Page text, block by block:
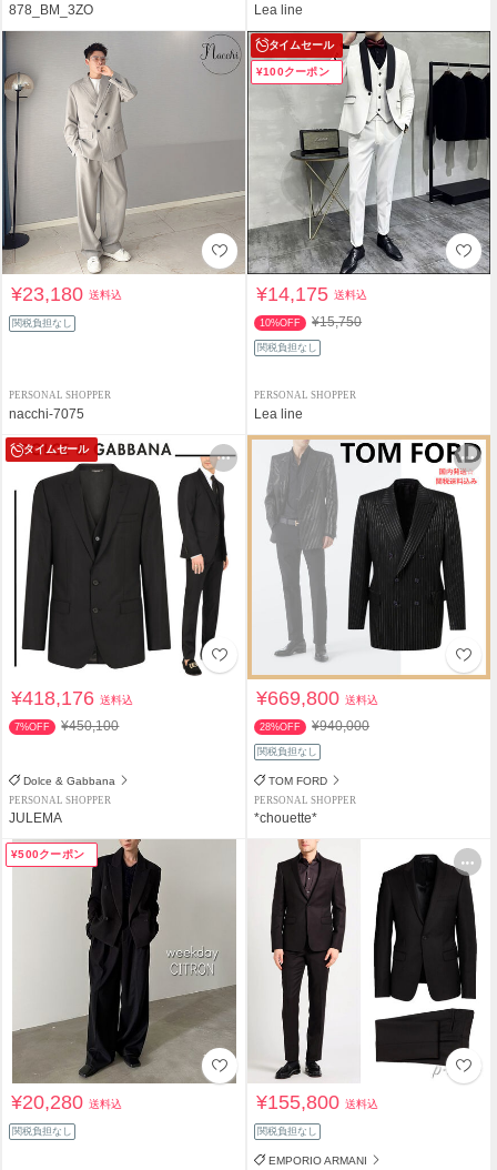
878_BM_3ZO Lea line
¥23,180送料込
関税負担なし
PERSONAL SHOPPER
nacchi-7075
タイムセール
¥100クーポン
¥14,175送料込
10%OFF ¥15,750
関税負担なし
PERSONAL SHOPPER
Lea line
タイムセール
¥418,176送料込
7%OFF ¥450,100
Dolce & Gabbana
PERSONAL SHOPPER
JULEMA
¥669,800送料込
28%OFF ¥940,000
関税負担なし
TOM FORD
PERSONAL SHOPPER
*chouette*
¥500クーポン
¥20,280送料込
関税負担なし
¥155,800送料込
関税負担なし
EMPORIO ARMANI